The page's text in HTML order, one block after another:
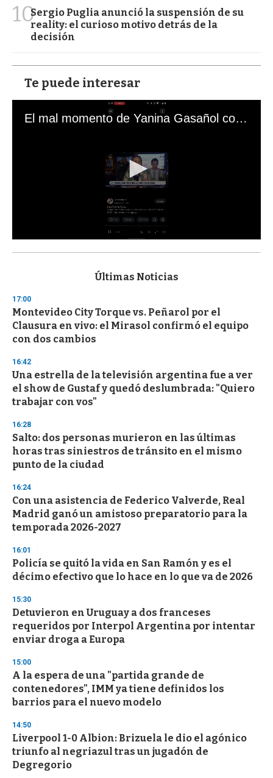
10Sergio Puglia anunció la suspensión de su
reality: el curioso motivo detrás de la
decisión
Te puede interesar
El mal momento de Yanina Gasañol con un hincha argentino en "Subrayado"
s
d
s
o
f
3
s
e
c
o
n
s
Últimas Noticias
17:00
Montevideo City Torque vs. Peñarol por el
Clausura en vivo: el Mirasol confirmó el equipo
con dos cambios
16:42
Una estrella de la televisión argentina fue a ver
el show de Gustaf y quedó deslumbrada: "Quiero
trabajar con vos"
16:28
Salto: dos personas murieron en las últimas
horas tras siniestros de tránsito en el mismo
punto de la ciudad
16:24
Con una asistencia de Federico Valverde, Real
Madrid ganó un amistoso preparatorio para la
temporada 2026-2027
16:01
Policía se quitó la vida en San Ramón y es el
décimo efectivo que lo hace en lo que va de 2026
15:30
Detuvieron en Uruguay a dos franceses
requeridos por Interpol Argentina por intentar
enviar droga a Europa
15:00
A la espera de una "partida grande de
contenedores", IMM ya tiene definidos los
barrios para el nuevo modelo
14:50
Liverpool 1-0 Albion: Brizuela le dio el agónico
triunfo al negriazul tras un jugadón de
Degregorio